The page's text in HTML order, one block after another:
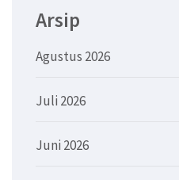
Arsip
Agustus 2026
Juli 2026
Juni 2026